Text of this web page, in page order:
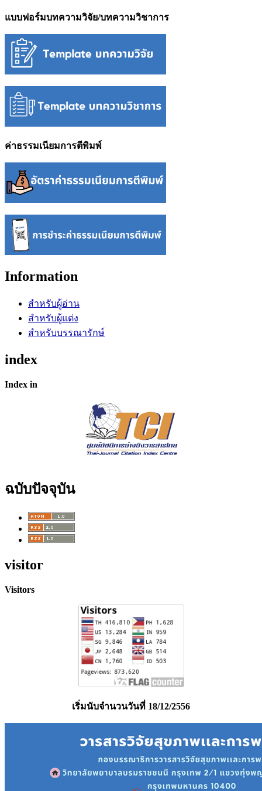
แบบฟอร์มบทความวิจัย/บทความวิชาการ
ค่าธรรมเนียมการตีพิมพ์
Information
สำหรับผู้อ่าน
สำหรับผู้แต่ง
สำหรับบรรณารักษ์
index
Index in
ฉบับปัจจุบัน
visitor
Visitors
เริ่มนับจำนวนวันที่ 18/12/2556